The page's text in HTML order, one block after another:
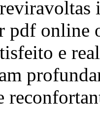
pdf online
e